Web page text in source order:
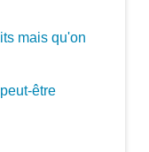
mais qu'on
être